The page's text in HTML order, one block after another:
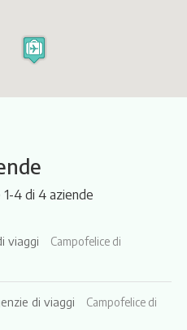
4 di 4 aziende
viaggi
Campofelice di
di viaggi
Campofelice di